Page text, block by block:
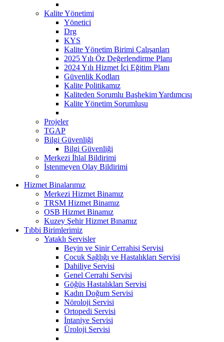
Kalite Yönetimi
Yönetici
Drg
KYS
Kalite Yönetim Birimi Çalışanları
2025 Yılı Öz Değerlendirme Planı
2024 Yılı Hizmet İçi Eğitim Planı
Güvenlik Kodları
Kalite Politikamız
Kaliteden Sorumlu Başhekim Yardımcısı
Kalite Yönetim Sorumlusu
Projeler
TGAP
Bilgi Güvenliği
Bilgi Güvenliği
Merkezi İhlal Bildirimi
İstenmeyen Olay Bildirimi
Hizmet Binalarımız
Merkezi Hizmet Binamız
TRSM Hizmet Binamız
OSB Hizmet Binamız
Kuzey Şehir Hizmet Bınamız
Tıbbi Birimlerimiz
Yataklı Servisler
Beyin ve Sinir Cerrahisi Servisi
Çocuk Sağlığı ve Hastalıkları Servisi
Dahiliye Servisi
Genel Cerrahi Servisi
Göğüs Hastalıkları Servisi
Kadın Doğum Servisi
Nöroloji Servisi
Ortopedi Servisi
İntaniye Servisi
Üroloji Servisi